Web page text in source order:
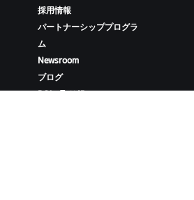
採用情報
パートナーシッププログラ
ム
Newsroom
ブログ
D&Iの取り組み